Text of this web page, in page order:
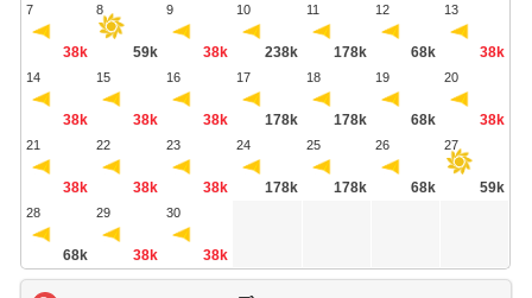
7
38k
8
59k
9
38k
10
238k
11
178k
12
68k
13
38k
14
38k
15
38k
16
38k
17
178k
18
178k
19
68k
20
38k
21
38k
22
38k
23
38k
24
178k
25
178k
26
68k
27
59k
28
68k
29
38k
30
38k